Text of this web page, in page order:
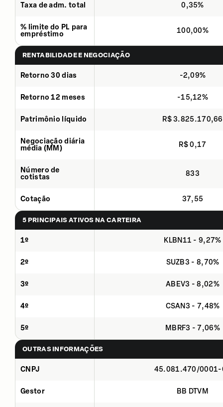
Taxa de adm. total 0,35%
% limite do PL para
empréstimo
100,00%
RENTABILIDADE E NEGOCIAÇÃO
Retorno 30 dias -2,09%
Retorno 12 meses -15,12%
Patrimônio líquido R$ 3.825.170,66
Negociação diária
média (MM)
R$ 0,17
Número de
cotistas
833
Cotação 37,55
5 PRINCIPAIS ATIVOS NA CARTEIRA
1º KLBN11 - 9,27%
2º SUZB3 - 8,70%
3º ABEV3 - 8,02%
4º CSAN3 - 7,48%
5º MBRF3 - 7,06%
OUTRAS INFORMAÇÕES
CNPJ 45.081.470/0001-
Gestor BB DTVM